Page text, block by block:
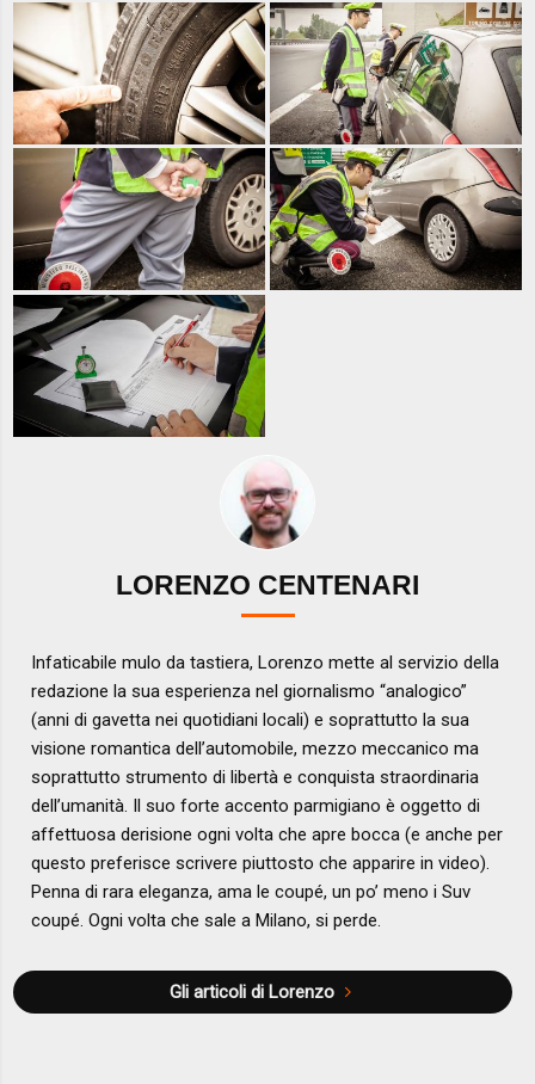
LORENZO CENTENARI
Infaticabile mulo da tastiera, Lorenzo mette al servizio della
redazione la sua esperienza nel giornalismo “analogico”
(anni di gavetta nei quotidiani locali) e soprattutto la sua
visione romantica dell’automobile, mezzo meccanico ma
soprattutto strumento di libertà e conquista straordinaria
dell’umanità. Il suo forte accento parmigiano è oggetto di
affettuosa derisione ogni volta che apre bocca (e anche per
questo preferisce scrivere piuttosto che apparire in video).
Penna di rara eleganza, ama le coupé, un po’ meno i Suv
coupé. Ogni volta che sale a Milano, si perde.
Gli articoli di Lorenzo